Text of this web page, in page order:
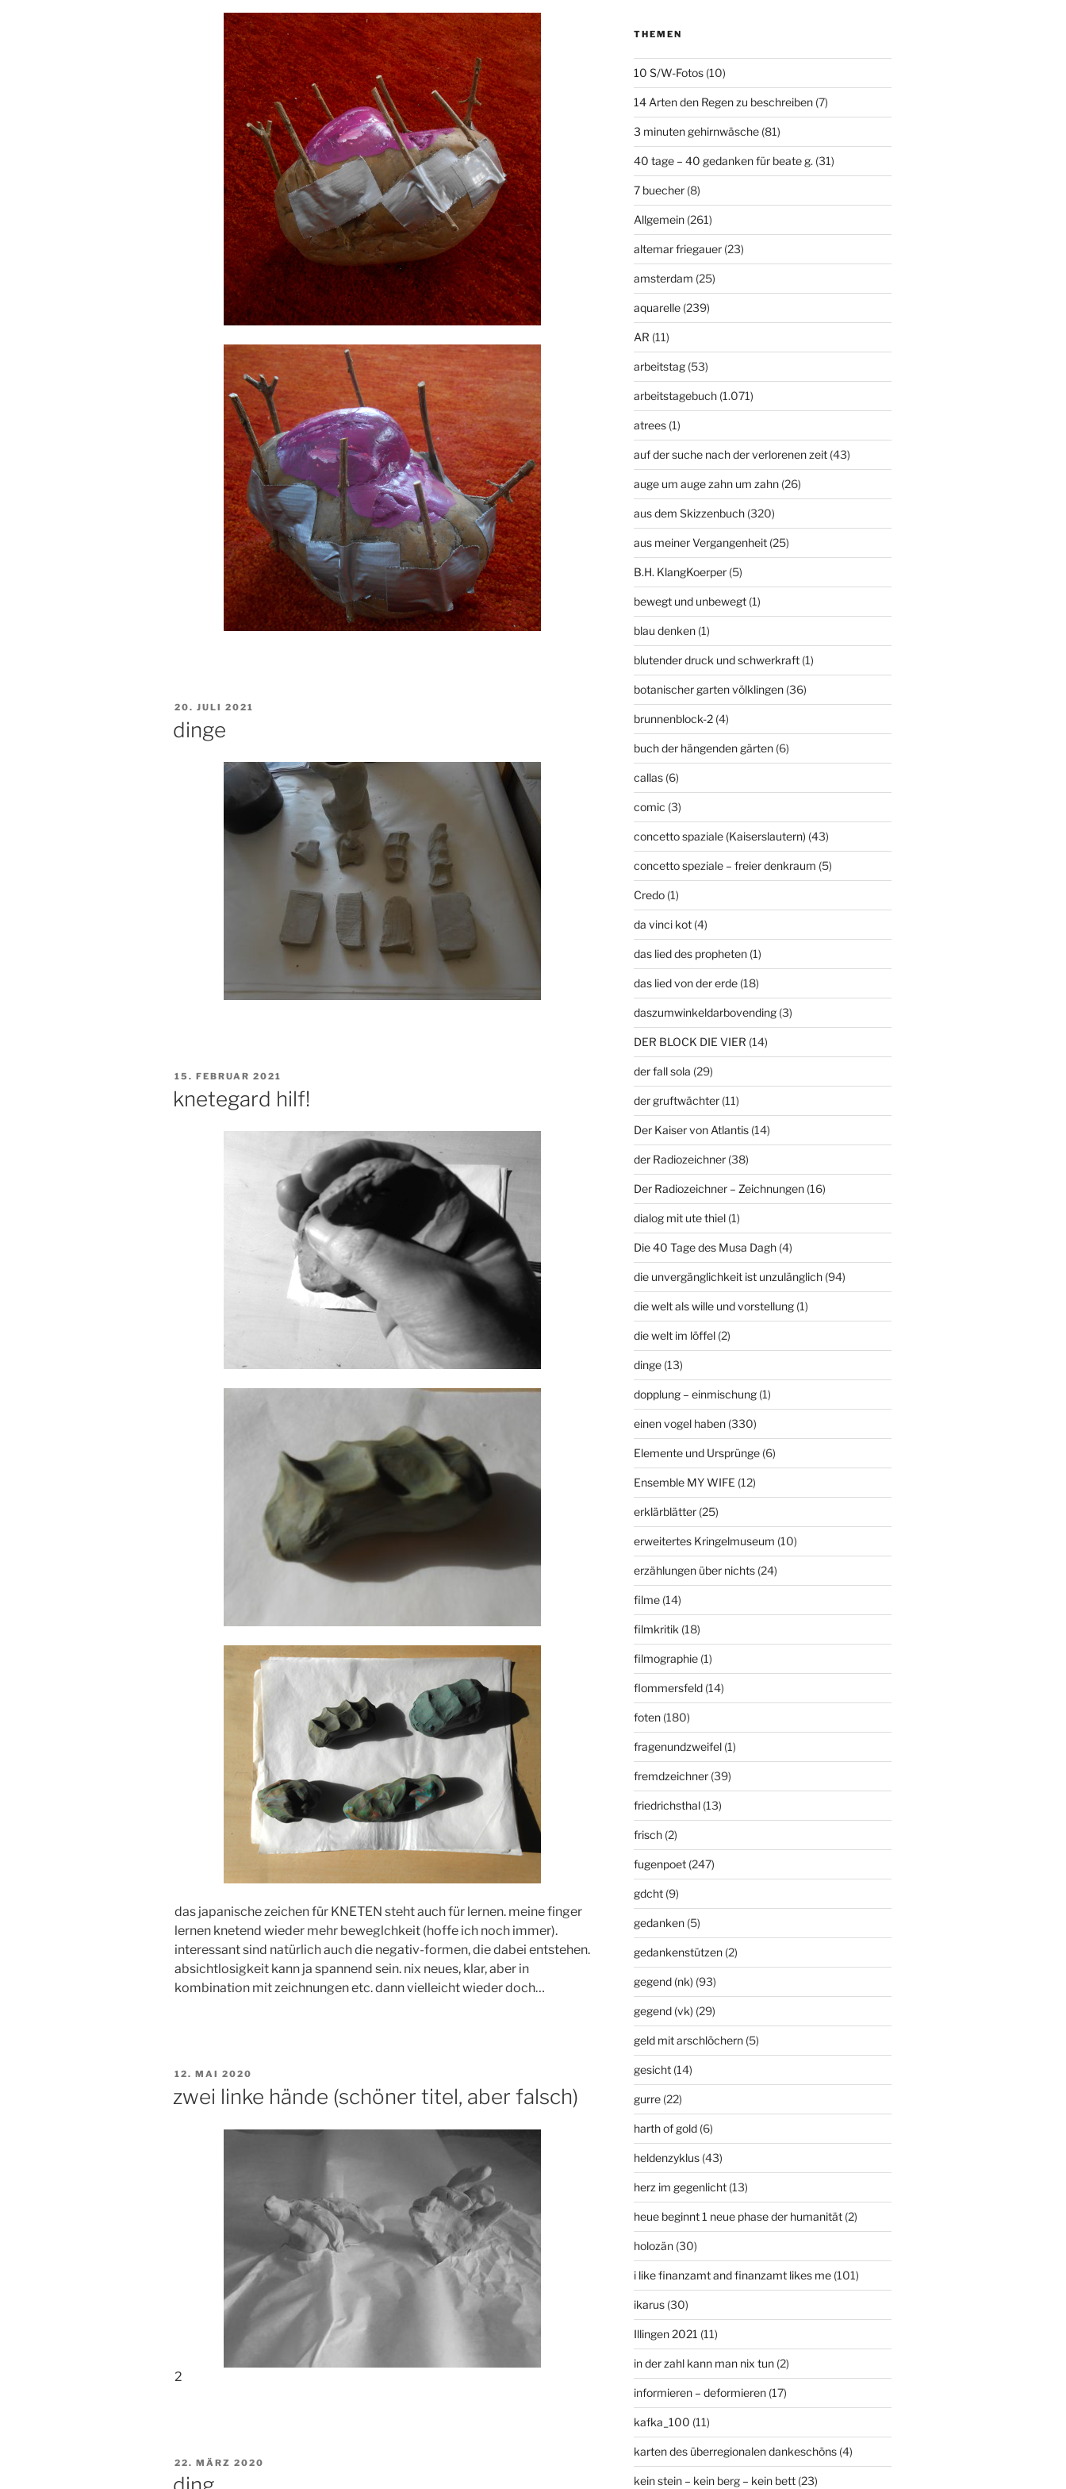
VERÖFFENTLICHT
AM
20. JULI 2021
dinge
VERÖFFENTLICHT
AM
15. FEBRUAR 2021
knetegard hilf!
das japanische zeichen für KNETEN steht auch für lernen. meine finger
lernen knetend wieder mehr beweglchkeit (hoffe ich noch immer).
interessant sind natürlich auch die negativ-formen, die dabei entstehen.
absichtlosigkeit kann ja spannend sein. nix neues, klar, aber in
kombination mit zeichnungen etc. dann vielleicht wieder doch…
VERÖFFENTLICHT
12. MAI 2020
zwei linke hände (schöner titel, aber falsch)
2
VERÖFFENTLICHT
AM
22. MÄRZ 2020
THEMEN
10 S/W-Fotos(10)
14 Arten den Regen zu beschreiben(7)
3 minuten gehirnwäsche(81)
40 tage – 40 gedanken für beate g. (31)
7 buecher(8)
Allgemein(261)
altemar friegauer(23)
amsterdam (25)
aquarelle(239)
AR (11)
arbeitstag(53)
arbeitstagebuch(1.071)
atrees(1)
auf der suche nach der verlorenen zeit(43)
auge um auge zahn um zahn(26)
aus dem Skizzenbuch(320)
aus meiner Vergangenheit(25)
B.H. KlangKoerper(5)
bewegt und unbewegt(1)
blau denken(1)
blutender druck und schwerkraft(1)
botanischer garten völklingen(36)
brunnenblock-2(4)
buch der hängenden gärten(6)
callas(6)
comic (3)
concetto spaziale (Kaiserslautern) (43)
concetto speziale – freier denkraum (5)
Credo(1)
da vinci kot(4)
das lied des propheten(1)
das lied von der erde(18)
daszumwinkeldarbovending(3)
DER BLOCK DIE VIER (14)
der fall sola (29)
der gruftwächter(11)
Der Kaiser von Atlantis(14)
der Radiozeichner(38)
Der Radiozeichner – Zeichnungen(16)
dialog mit ute thiel(1)
Die 40 Tage des Musa Dagh(4)
die unvergänglichkeit ist unzulänglich(94)
die welt als wille und vorstellung(1)
die welt im löffel(2)
dinge(13)
dopplung – einmischung(1)
einen vogel haben(330)
Elemente und Ursprünge(6)
Ensemble MY WIFE (12)
erklärblätter(25)
erweitertes Kringelmuseum (10)
erzählungen über nichts(24)
filme(14)
filmkritik (18)
filmographie(1)
flommersfeld(14)
foten(180)
fragenundzweifel(1)
fremdzeichner(39)
friedrichsthal(13)
frisch(2)
fugenpoet(247)
gdcht(9)
gedanken(5)
gedankenstützen(2)
gegend (nk) (93)
gegend (vk) (29)
geld mit arschlöchern(5)
gesicht(14)
gurre(22)
harth of gold(6)
heldenzyklus(43)
herz im gegenlicht(13)
heue beginnt 1 neue phase der humanität(2)
holozän(30)
i like finanzamt and finanzamt likes me(101)
ikarus(30)
Illingen 2021 (11)
in der zahl kann man nix tun(2)
informieren – deformieren(17)
kafka_100 (11)
karten des überregionalen dankeschöns(4)
kein stein – kein berg – kein bett(23)